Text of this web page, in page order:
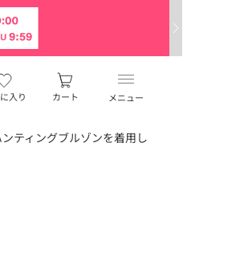
メニュー
入り カート
ティングブルゾンを着用し